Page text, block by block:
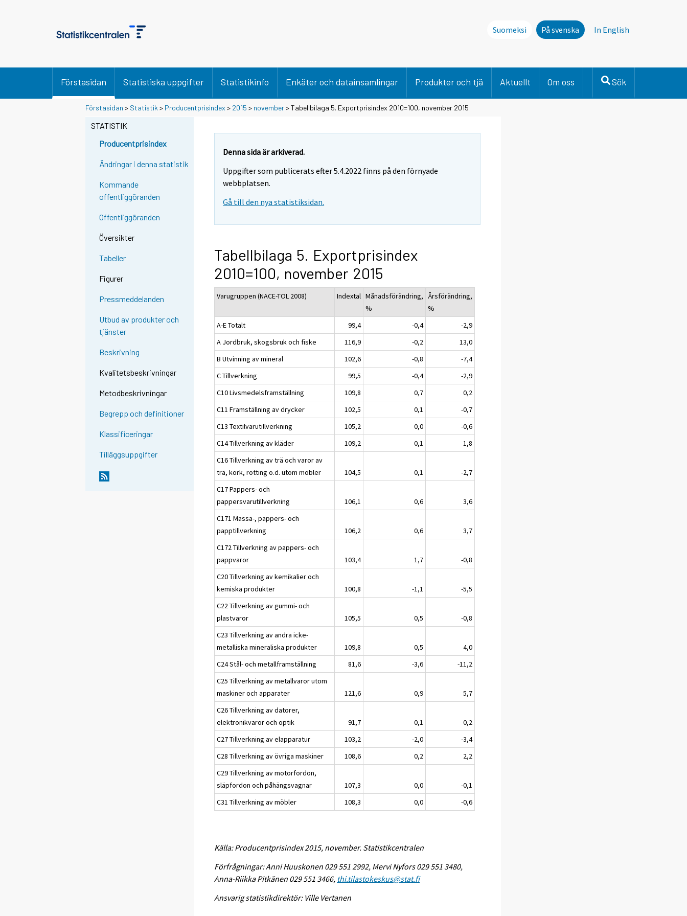
Suomeksi På svenska In English
Förstasidan Statistiska uppgifter Statistikinfo Enkäter och datainsamlingar Produkter och tjä Aktuellt Om oss Sök
Förstasidan > Statistik > Producentprisindex > 2015 > november> Tabellbilaga 5. Exportprisindex 2010=100, november 2015
STATISTIK
Producentprisindex
Ändringar i denna statistik
Kommande
offentliggöranden
Offentliggöranden
Översikter
Tabeller
Figurer
Pressmeddelanden
Utbud av produkter och
tjänster
Beskrivning
Kvalitetsbeskrivningar
Metodbeskrivningar
Begrepp och definitioner
Klassificeringar
Tilläggsuppgifter
Denna sida är arkiverad.
Uppgifter som publicerats efter 5.4.2022 finns på den förnyade
webbplatsen.
Gå till den nya statistiksidan.
Tabellbilaga 5. Exportprisindex
2010=100, november 2015
Varugruppen (NACE-TOL 2008) Indextal Månadsförändring,
%
Årsförändring,
%
A-E Totalt
99,4 -0,4
-2,9
A Jordbruk, skogsbruk och fiske
116,9 -0,2
13,0
B Utvinning av mineral
102,6 -0,8
-7,4
C Tillverkning
99,5 -0,4
-2,9
C10 Livsmedelsframställning
109,8 0,7
0,2
C11 Framställning av drycker
102,5 0,1
-0,7
C13 Textilvarutillverkning
105,2 0,0
-0,6
C14 Tillverkning av kläder
109,2 0,1
1,8
C16 Tillverkning av trä och varor av
trä, kork, rotting o.d. utom möbler
104,5 0,1
-2,7
C17 Pappers- och
pappersvarutillverkning
106,1 0,6
3,6
C171 Massa-, pappers- och
papptillverkning
106,2 0,6
3,7
C172 Tillverkning av pappers- och
pappvaror
103,4 1,7
-0,8
C20 Tillverkning av kemikalier och
kemiska produkter
100,8 -1,1
-5,5
C22 Tillverkning av gummi- och
plastvaror
105,5 0,5
-0,8
C23 Tillverkning av andra icke-
metalliska mineraliska produkter
109,8 0,5
4,0
C24 Stål- och metallframställning
81,6 -3,6
-11,2
C25 Tillverkning av metallvaror utom
maskiner och apparater
121,6 0,9
5,7
C26 Tillverkning av datorer,
elektronikvaror och optik
91,7 0,1
0,2
C27 Tillverkning av elapparatur
103,2 -2,0
-3,4
C28 Tillverkning av övriga maskiner
108,6 0,2
2,2
C29 Tillverkning av motorfordon,
släpfordon och påhängsvagnar
107,3 0,0
-0,1
C31 Tillverkning av möbler
108,3 0,0 -0,6
Källa: Producentprisindex 2015, november. Statistikcentralen
Förfrågningar: Anni Huuskonen 029 551 2992, Mervi Nyfors 029 551 3480,
Anna-Riikka Pitkänen 029 551 3466, thi.tilastokeskus@stat.fi
Ansvarig statistikdirektör: Ville Vertanen